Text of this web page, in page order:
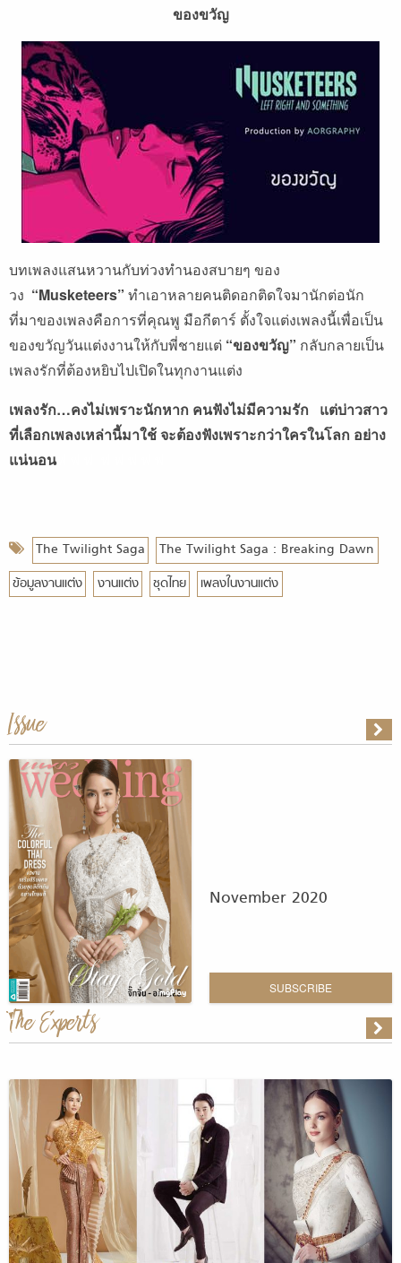
ของขวัญ
บทเพลงแสนหวานกับท่วงทำนองสบายๆ ของ
วง “Musketeers” ทำเอาหลายคนติดอกติดใจมานักต่อนัก
ที่มาของเพลงคือการที่คุณพู มือกีตาร์ ตั้งใจแต่งเพลงนี้เพื่อเป็น
ของขวัญวันแต่งงานให้กับพี่ชายแต่ “ของขวัญ” กลับกลายเป็น
เพลงรักที่ต้องหยิบไปเปิดในทุกงานแต่ง
เพลงรัก…คงไม่เพราะนักหาก คนฟังไม่มีความรัก แต่บ่าวสาว
ที่เลือกเพลงเหล่านี้มาใช้ จะต้องฟังเพราะกว่าใครในโลก อย่าง
แน่นอนฟ ฟ ฟ ฟ ฟ ฟ ฟ ฟ
The Twilight Saga
The Twilight Saga : Breaking Dawn
ข้อมูลงานแต่ง
งานแต่ง ชุดไทย เพลงในงานแต่ง
Issue
November 2020
SUBSCRIBE
The Experts